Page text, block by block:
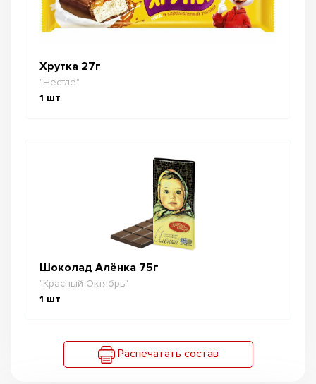
Хрутка 27г
"Нестле"
1 шт
Шоколад Алёнка 75г
"Красный Октябрь"
1 шт
Распечатать состав